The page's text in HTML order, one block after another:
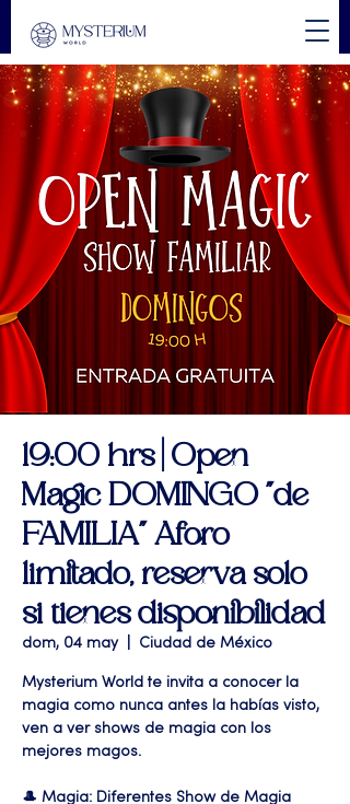
19:00 hrs | Open
Magic DOMINGO "de
FAMILIA" Aforo
limitado, reserva solo
si tienes disponibilidad
dom, 04 may
  |
Ciudad de México
Mysterium World te invita a conocer la
magia como nunca antes la habías visto,
ven a ver shows de magia con los
mejores magos.
🎩 Magia: Diferentes Show de Magia